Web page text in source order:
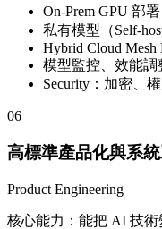
On-Prem GPU 部署
私有模型（Self-
Hybrid Cloud Mesh
模型監控、效能調
Security：加密、
06
高標準產品化與系
Product Engineering
核心能力：能把 AI 技